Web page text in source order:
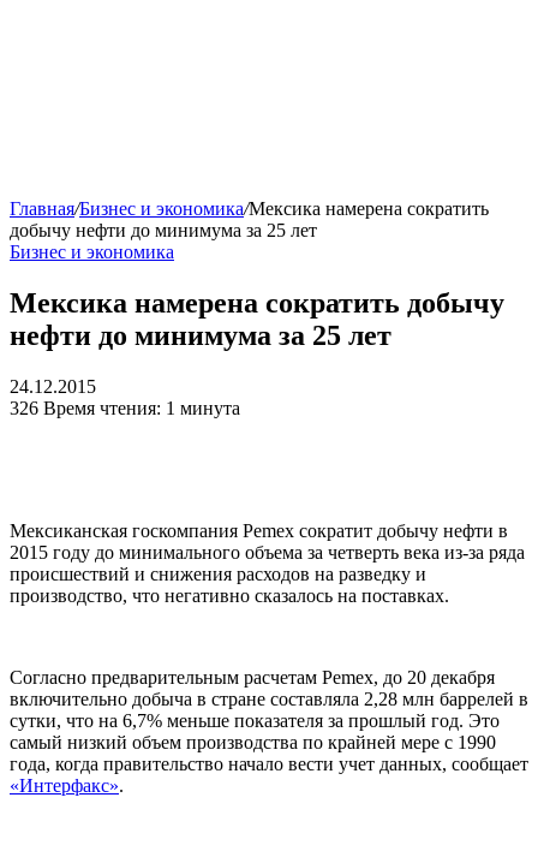
Главная/Бизнес и экономика/Мексика намерена сократить
добычу нефти до минимума за 25 лет
Бизнес и экономика
Мексика намерена сократить добычу
нефти до минимума за 25 лет
24.12.2015
326 Время чтения: 1 минута
Мексиканская госкомпания Pemex сократит добычу нефти в
2015 году до минимального объема за четверть века из-за ряда
происшествий и снижения расходов на разведку и
производство, что негативно сказалось на поставках.
Согласно предварительным расчетам Pemex, до 20 декабря
включительно добыча в стране составляла 2,28 млн баррелей в
сутки, что на 6,7% меньше показателя за прошлый год. Это
самый низкий объем производства по крайней мере с 1990
года, когда правительство начало вести учет данных, сообщает
«Интерфакс».